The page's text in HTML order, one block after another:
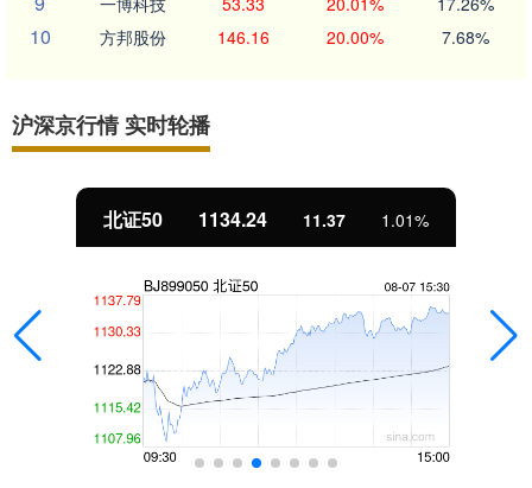
10 方邦股份 146.16 20.00% 7.68%
沪深京行情 实时轮播
北证50 1134.24 11.37 1.01%